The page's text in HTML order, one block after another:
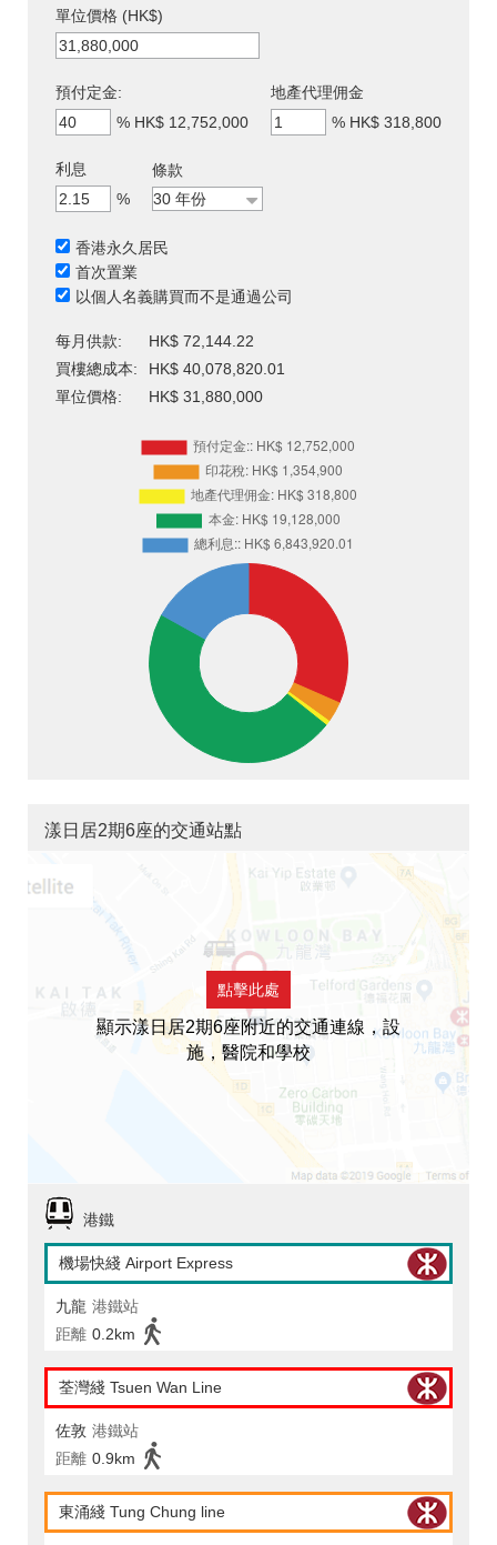
單位價格 (HK$)
預付定金:
% HK$ 12,752,000
地產代理佣金
% HK$ 318,800
利息
%
條款
香港永久居民
首次置業
以個人名義購買而不是通過公司
每月供款:
HK$ 72,144.22
買樓總成本:
HK$ 40,078,820.01
單位價格:
HK$ 31,880,000
漾日居2期6座的交通站點
點擊此處
顯示漾日居2期6座附近的交通連線，設
施，醫院和學校
港鐵
機場快綫 Airport Express
九龍 港鐵站
距離 0.2km
荃灣綫 Tsuen Wan Line
佐敦 港鐵站
距離 0.9km
東涌綫 Tung Chung line